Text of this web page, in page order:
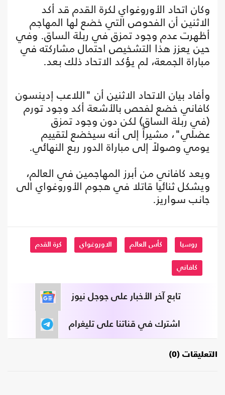
وكان اتحاد الأوروغواي لكرة القدم قد أكد
الاثنين أن الفحوص التي خضع لها المهاجم
أظهرت عدم وجود تمزق في ربلة الساق. وفي
حين يعزز هذا التشخيص احتمال مشاركته في
مباراة الجمعة، لم يؤكد الاتحاد ذلك بعد.
وأفاد بيان الاتحاد الاثنين أن "اللاعب إدينسون
كافاني خضع لفحص بالأشعة أكد وجود تورم
(في ربلة الساق) لكن دون وجود تمزق
عضلي"، مشيراً إلى أنه سيخضع لتقييم
يومي وصولاً إلى مباراة الدور ربع النهائي.
ويعد كافاني من أبرز المهاجمين في العالم،
ويشكل ثنائيا قاتلا في هجوم الأوروغواي الى
جانب سواريز.
روسيا كأس العالم الاوروغواي كرة القدم
كافاني
تابع آخر الأخبار على جوجل نيوز
اشترك في قناتنا على تليغرام
التعليقات (0)